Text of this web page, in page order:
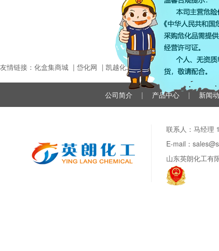
友情链接： 化盒集商城 | 岱化网 | 凯越化工 |英朗生物 阿里巴巴
公司简介 | 产品中心 | 新闻
联系人：马经理
E-mail：
山东英朗化工有